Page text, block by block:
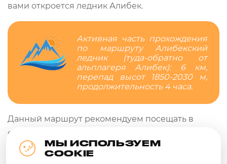
вами откроется ледник Алибек.
Активная часть прохождения
по маршруту Алибекский
ледник (туда-обратно от
альплагеря Алибек): 6 км,
перепад высот 1850-2030 м,
продолжительность 4 часа.
Данный маршрут рекомендуем посещать в
сопровождении инструктора.
МЫ ИСПОЛЬЗУЕМ
COOKIE